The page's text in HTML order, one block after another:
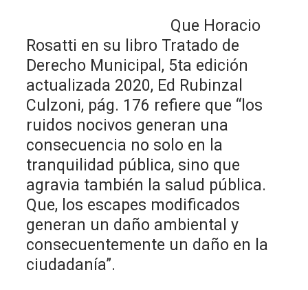
Que Horacio
Rosatti en su libro Tratado de
Derecho Municipal, 5ta edición
actualizada 2020, Ed Rubinzal
Culzoni, pág. 176 refiere que “los
ruidos nocivos generan una
consecuencia no solo en la
tranquilidad pública, sino que
agravia también la salud pública.
Que, los escapes modificados
generan un daño ambiental y
consecuentemente un daño en la
ciudadanía”.